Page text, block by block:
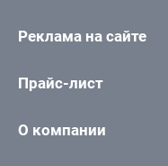
Реклама на сайте
Прайс-лист
О компании